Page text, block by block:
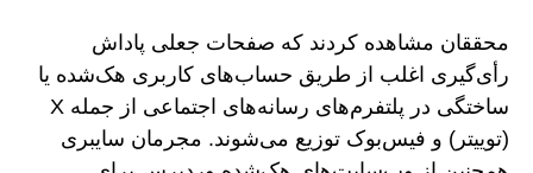
محققان مشاهده کردند که صفحات جعلی پاداش
رأی‌گیری اغلب از طریق حساب‌های کاربری هک‌شده یا
ساختگی در پلتفرم‌های رسانه‌های اجتماعی از جمله X
(توییتر) و فیس‌بوک توزیع می‌شوند. مجرمان سایبری